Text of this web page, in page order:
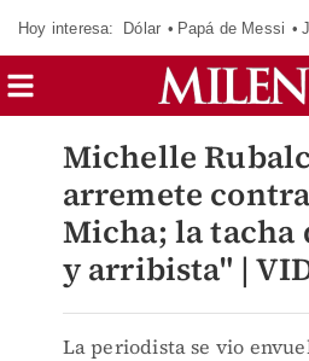
Hoy interesa: Dólar Papá de Messi
Michelle
arremete
Micha; la tacha
y arribista" |
La periodista se vio